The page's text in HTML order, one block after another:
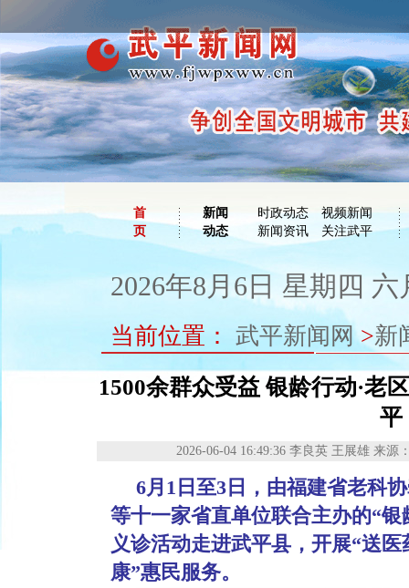
首
页
新闻 时政动态
视频新闻
动态
新闻资讯 关注武平
2026年8月6日 星期四
当前位置： 武平新闻网>新
1500余群众受益 银龄行动·老
平
2026-06-04 16:49:36 李良英 王展雄 来源
6月1日至3日，由福建省老科
等十一家省直单位联合主办的“
义诊活动走进武平县，开展“送
康”惠民服务。